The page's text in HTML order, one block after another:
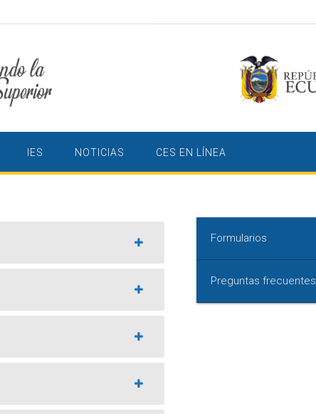
IES NOTICIAS CES EN LÍNEA
Formularios
Preguntas frecuentes